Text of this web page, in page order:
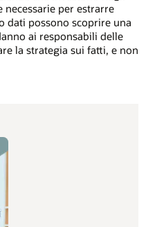
per estrarre
dati possono scoprire una
ai responsabili delle
la strategia sui fatti, e non